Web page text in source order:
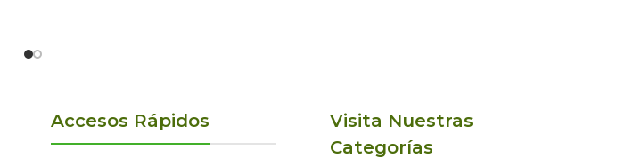
Accesos Rápidos
Visita Nuestras
Categorías